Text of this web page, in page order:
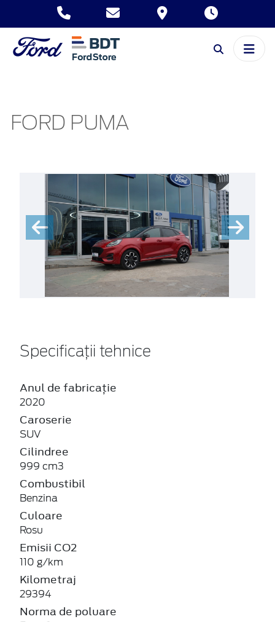
FORD PUMA
Specificații tehnice
Anul de fabricație
2020
Caroserie
SUV
Cilindree
999 cm3
Combustibil
Benzina
Culoare
Rosu
Emisii CO2
110 g/km
Kilometraj
29394
Norma de poluare